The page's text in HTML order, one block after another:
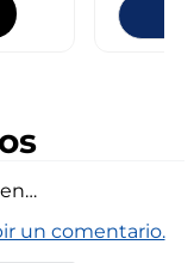
un comentario.